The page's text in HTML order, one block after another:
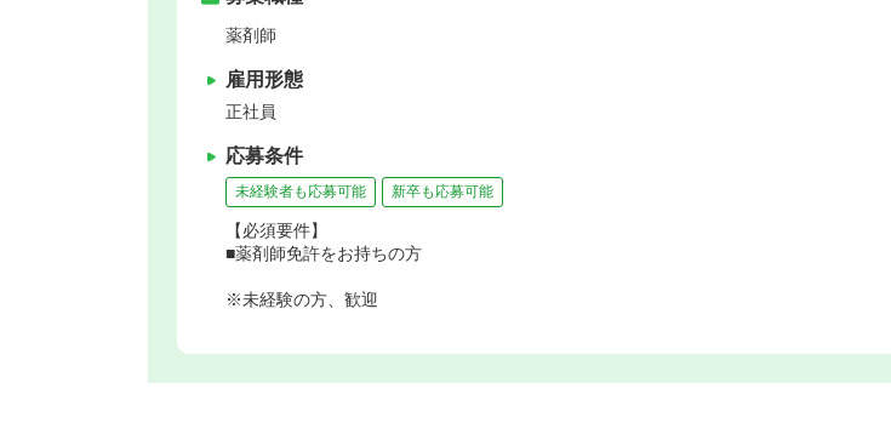
薬剤師
雇用形態
正社員
応募条件
未経験者も応募可能 新卒も応募可能
【必須要件】
■薬剤師免許をお持ちの方
※未経験の方、歓迎